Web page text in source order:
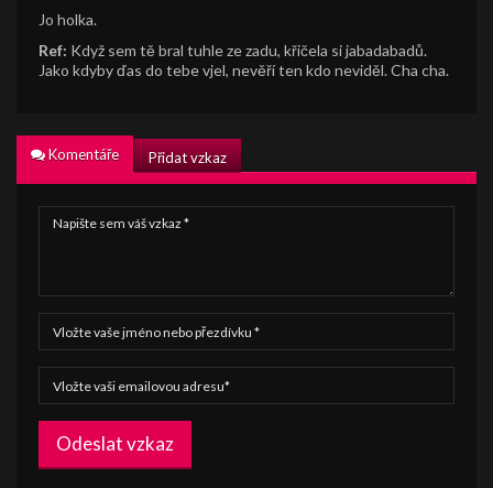
Jo holka.
Ref: Když sem tě bral tuhle ze zadu, křičela si jabadabadů.
Jako kdyby ďas do tebe vjel, nevěří ten kdo neviděl. Cha cha.
Komentáře Přidat vzkaz
Odeslat vzkaz